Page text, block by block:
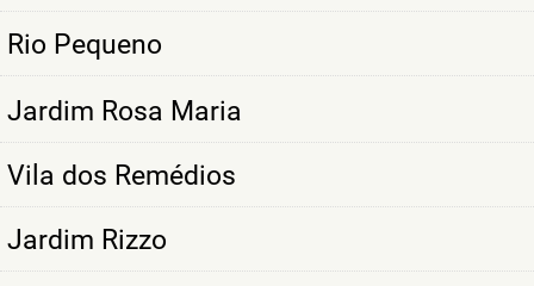
Rio Pequeno
Jardim Rosa Maria
Vila dos Remédios
Jardim Rizzo